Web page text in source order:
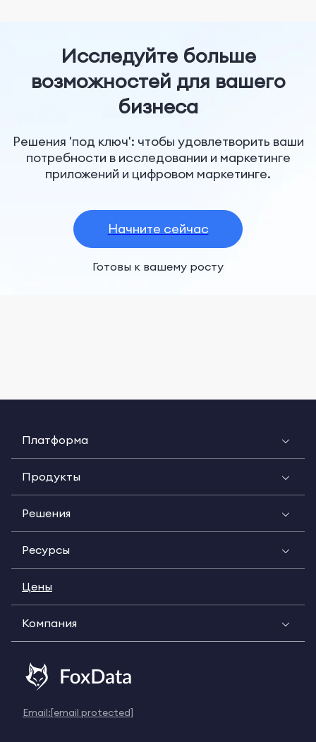
Исследуйте больше
возможностей для вашего
бизнеса
Решения 'под ключ': чтобы удовлетворить ваши
потребности в исследовании и маркетинге
приложений и цифровом маркетинге.
Начните сейчас
Готовы к вашему росту
Платформа
Продукты
Решения
Ресурсы
Цены
Компания
Email:[email protected]